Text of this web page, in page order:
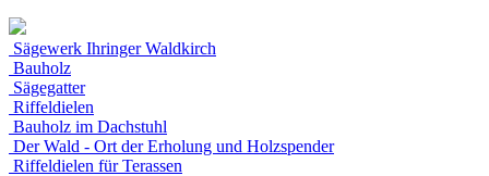
Sägewerk Ihringer Waldkirch
Bauholz
Sägegatter
Riffeldielen
Bauholz im Dachstuhl
Der Wald - Ort der Erholung und Holzspender
Riffeldielen für Terassen